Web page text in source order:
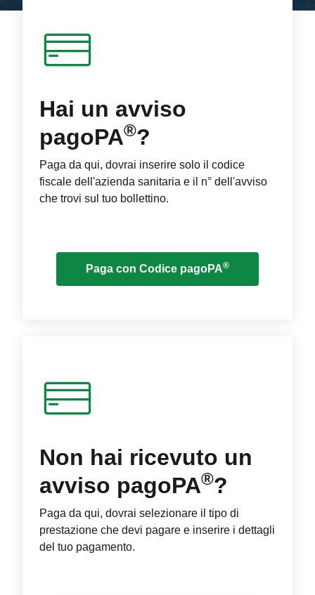
Hai un avviso
pagoPA®?
Paga da qui, dovrai inserire solo il codice
fiscale dell'azienda sanitaria e il n° dell'avviso
che trovi sul tuo bollettino.
Paga con Codice pagoPA®
Non hai ricevuto un
avviso pagoPA®?
Paga da qui, dovrai selezionare il tipo di
prestazione che devi pagare e inserire i dettagli
del tuo pagamento.